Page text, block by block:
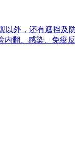
外，还有遮挡及
内翻、感染、免疫